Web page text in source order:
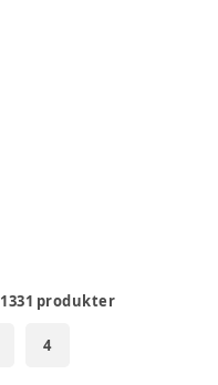
1331 produkter
4